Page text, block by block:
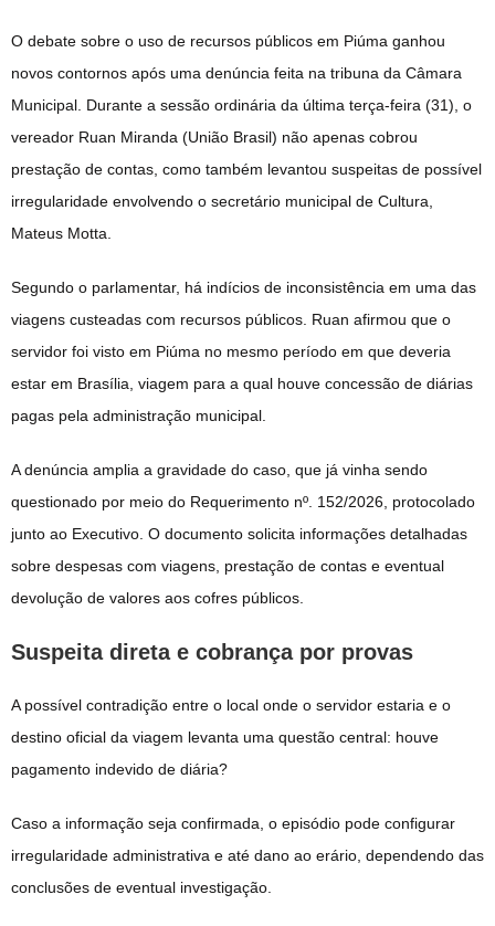
O debate sobre o uso de recursos públicos em Piúma ganhou
novos contornos após uma denúncia feita na tribuna da Câmara
Municipal. Durante a sessão ordinária da última terça-feira (31), o
vereador Ruan Miranda (União Brasil) não apenas cobrou
prestação de contas, como também levantou suspeitas de possível
irregularidade envolvendo o secretário municipal de Cultura,
Mateus Motta.
Segundo o parlamentar, há indícios de inconsistência em uma das
viagens custeadas com recursos públicos. Ruan afirmou que o
servidor foi visto em Piúma no mesmo período em que deveria
estar em Brasília, viagem para a qual houve concessão de diárias
pagas pela administração municipal.
A denúncia amplia a gravidade do caso, que já vinha sendo
questionado por meio do Requerimento nº. 152/2026, protocolado
junto ao Executivo. O documento solicita informações detalhadas
sobre despesas com viagens, prestação de contas e eventual
devolução de valores aos cofres públicos.
Suspeita direta e cobrança por provas
A possível contradição entre o local onde o servidor estaria e o
destino oficial da viagem levanta uma questão central: houve
pagamento indevido de diária?
Caso a informação seja confirmada, o episódio pode configurar
irregularidade administrativa e até dano ao erário, dependendo das
conclusões de eventual investigação.